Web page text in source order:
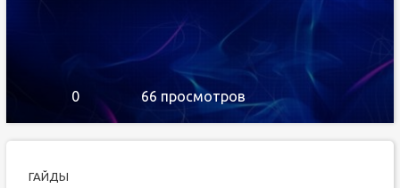
0 66 просмотров
ГАЙДЫ